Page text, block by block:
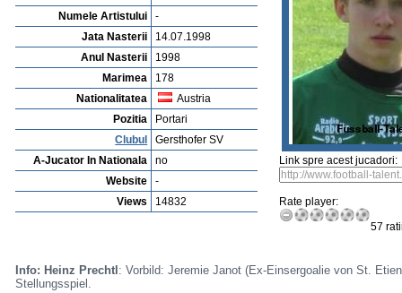
Numele Artistului
-
Jata Nasterii
14.07.1998
Anul Nasterii
1998
Marimea
178
Nationalitatea
Austria
Pozitia
Portari
Clubul
Gersthofer SV
A-Jucator In Nationala
no
Website
-
Views
14832
Link spre acest jucadori:
Rate player:
57
Info: Heinz Prechtl : Vorbild: Jeremie Janot (Ex-Einsergoalie von St.
Stellungsspiel.